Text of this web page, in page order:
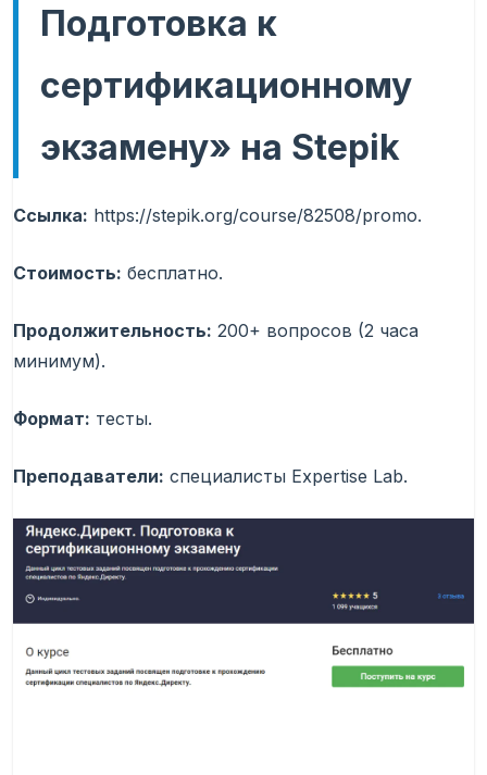
Подготовка к
сертификационному
экзамену» на Stepik
Ссылка: https://stepik.org/course/82508/promo.
Стоимость: бесплатно.
Продолжительность: 200+ вопросов (2 часа
минимум).
Формат: тесты.
Преподаватели: специалисты Expertise Lab.